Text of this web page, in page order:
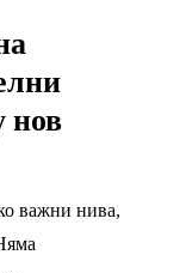
нов
важни нива,